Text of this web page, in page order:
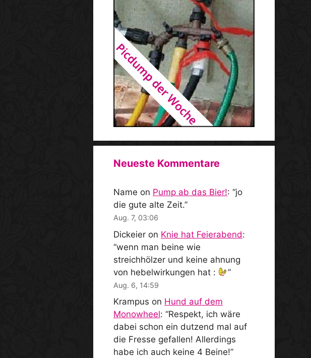
Neueste Kommentare
Name on Pump ab das Bier!: “jo
die gute alte Zeit.”
Aug. 7, 03:06
Dickeier on Knie hat Feierabend:
“wenn man beine wie
streichhölzer und keine ahnung
von hebelwirkungen hat :
”
Aug. 6, 14:59
Krampus on Hund auf dem
Monowheel: “Respekt, ich wäre
dabei schon ein dutzend mal auf
die Fresse gefallen! Allerdings
habe ich auch keine 4 Beine!”